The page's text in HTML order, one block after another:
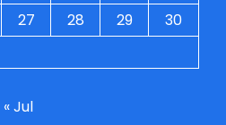
27 28 29
30
« Jul